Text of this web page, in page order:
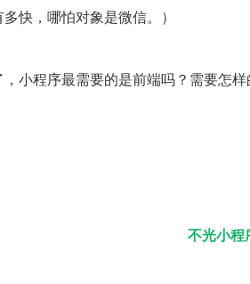
快，哪怕对象是微信。）
小程序最需要的是前端吗？需要怎
不光小程